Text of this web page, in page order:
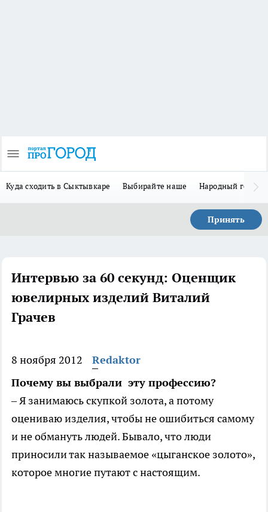
Куда сходить в Сыктывкаре Выбирайте наше Народный герой
Принять
Интервью за 60 секунд: Оценщик
ювелирных изделий Виталий
Грачев
8 ноября 2012
Redaktor
Почему вы выбрали эту профессию?
– Я занимаюсь скупкой золота, а потому
оцениваю изделия, чтобы не ошибиться самому
и не обмануть людей. Бывало, что люди
приносили так называемое «цыганское золото»,
которое многие путают с настоящим.